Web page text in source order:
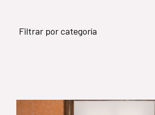
Filtrar por categoría
Objetivos de Desarrollo